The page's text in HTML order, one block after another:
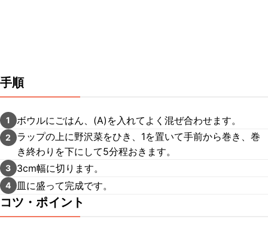
手順
1 ボウルにごはん、(A)を入れてよく混ぜ合わせます。
2
ラップの上に野沢菜をひき、1を置いて手前から巻き、巻
き終わりを下にして5分程おきます。
3 3cm幅に切ります。
4 皿に盛って完成です。
コツ・ポイント